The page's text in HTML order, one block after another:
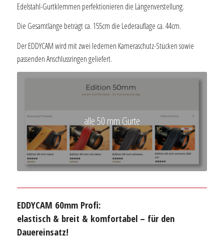
Edelstahl-Gurtklemmen perfektionieren die Längenverstellung.
Die Gesamtlänge beträgt ca. 155cm die Lederauflage ca. 44cm.
Der EDDYCAM wird mit zwei ledernen Kameraschutz-Stücken sowie
passenden Anschlussringen geliefert.
alle 50 mm Gurte
EDDYCAM 60mm Profi:
elastisch & breit & komfortabel – für den
Dauereinsatz!